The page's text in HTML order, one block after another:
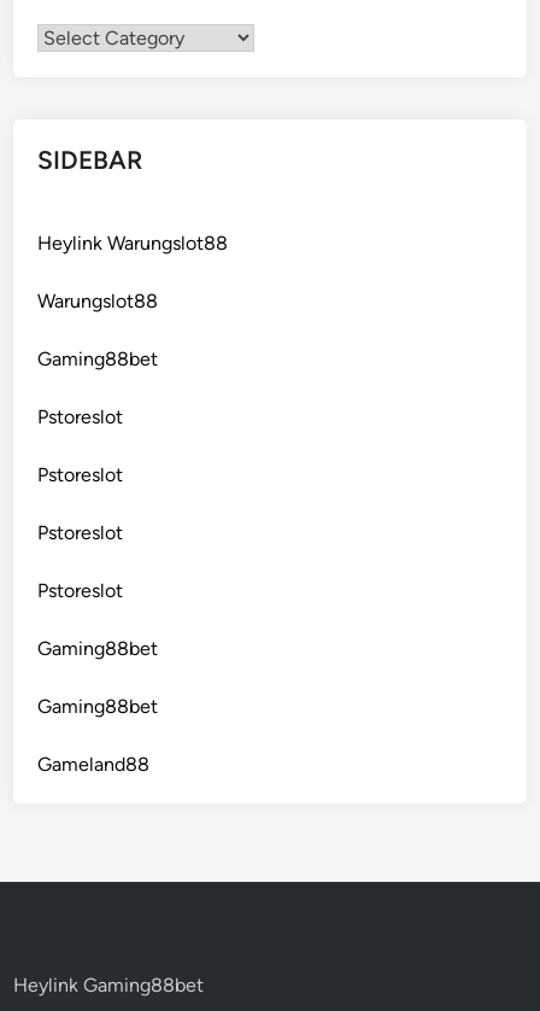
Categories
SIDEBAR
Heylink Warungslot88
Warungslot88
Gaming88bet
Pstoreslot
Pstoreslot
Pstoreslot
Pstoreslot
Gaming88bet
Gaming88bet
Gameland88
Heylink Gaming88bet